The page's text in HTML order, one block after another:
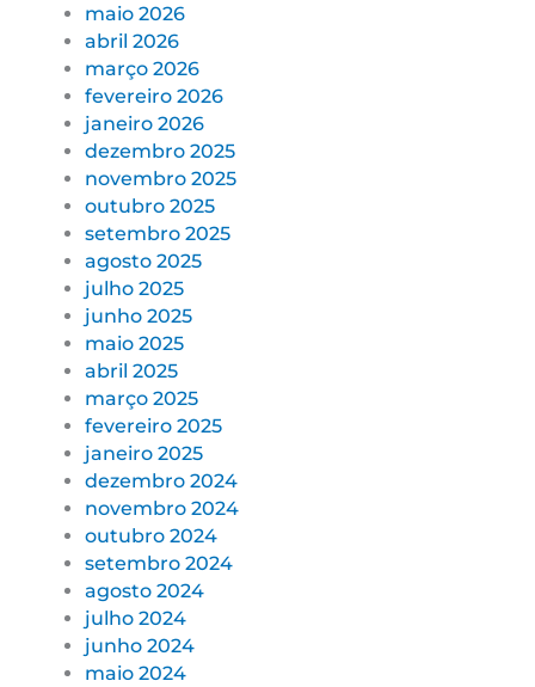
maio 2026
abril 2026
março 2026
fevereiro 2026
janeiro 2026
dezembro 2025
novembro 2025
outubro 2025
setembro 2025
agosto 2025
julho 2025
junho 2025
maio 2025
abril 2025
março 2025
fevereiro 2025
janeiro 2025
dezembro 2024
novembro 2024
outubro 2024
setembro 2024
agosto 2024
julho 2024
junho 2024
maio 2024